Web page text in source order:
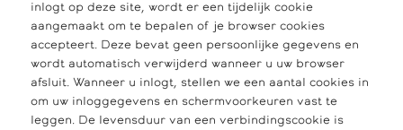
inlogt op deze site, wordt er een tijdelijk cookie
aangemaakt om te bepalen of je browser cookies
accepteert. Deze bevat geen persoonlijke gegevens en
wordt automatisch verwijderd wanneer u uw browser
afsluit. Wanneer u inlogt, stellen we een aantal cookies in
om uw inloggegevens en schermvoorkeuren vast te
leggen. De levensduur van een verbindingscookie is